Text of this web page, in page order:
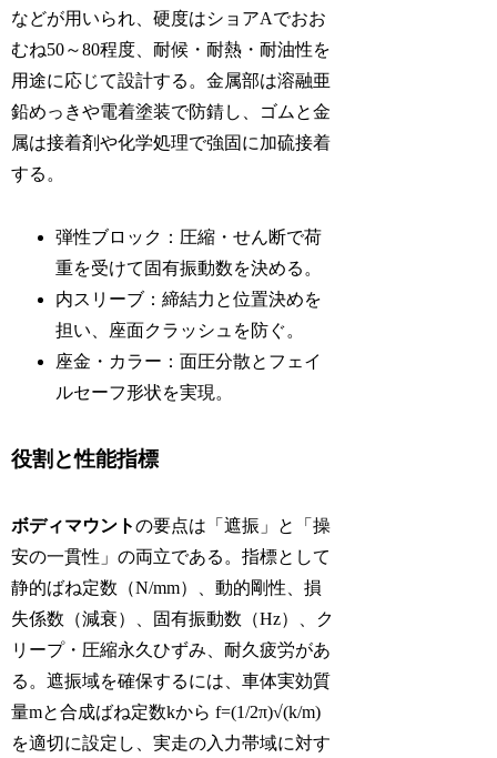
などが用いられ、硬度はショアAでおお
むね50～80程度、耐候・耐熱・耐油性を
用途に応じて設計する。金属部は溶融亜
鉛めっきや電着塗装で防錆し、ゴムと金
属は接着剤や化学処理で強固に加硫接着
する。
弾性ブロック：圧縮・せん断で荷
重を受けて固有振動数を決める。
内スリーブ：締結力と位置決めを
担い、座面クラッシュを防ぐ。
座金・カラー：面圧分散とフェイ
ルセーフ形状を実現。
役割と性能指標
ボディマウントの要点は「遮振」と「操
安の一貫性」の両立である。指標として
静的ばね定数（N/mm）、動的剛性、損
失係数（減衰）、固有振動数（Hz）、ク
リープ・圧縮永久ひずみ、耐久疲労があ
る。遮振域を確保するには、車体実効質
量mと合成ばね定数kから f=(1/2π)√(k/m)
を適切に設定し、実走の入力帯域に対す